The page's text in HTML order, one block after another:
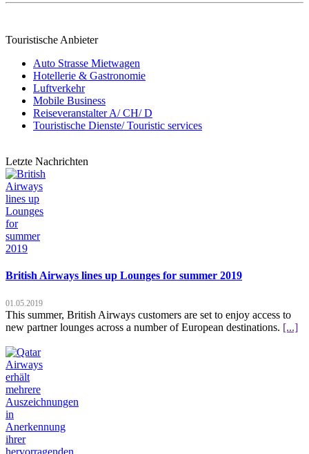
Touristische Anbieter
Auto Strasse Mietwagen
Hotellerie & Gastronomie
Luftverkehr
Mobile Business
Reiseveranstalter A/ CH/ D
Touristische Dienste/ Touristic services
Letzte Nachrichten
British Airways lines up Lounges for summer 2019
01.05.2019
This summer, British Airways customers are set to enjoy access to
new partner lounges across a number of European destinations. [...]